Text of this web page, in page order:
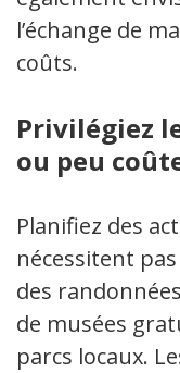
l’échange de
coûts.
Privilégiez
ou peu
Planifiez des
nécessitent
des
de musées
parcs locaux.